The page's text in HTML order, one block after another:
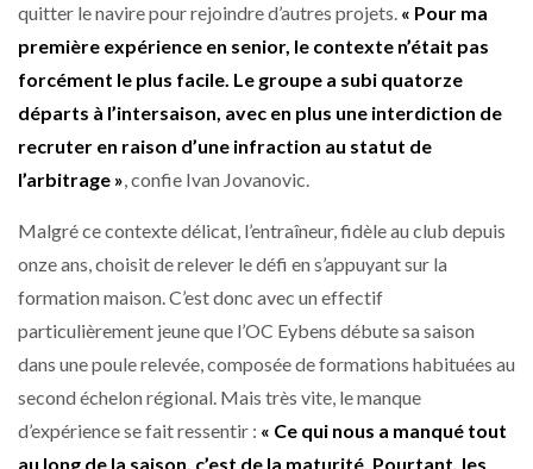
quitter le navire pour rejoindre d’autres projets. « Pour ma
première expérience en senior, le contexte n’était pas
forcément le plus facile. Le groupe a subi quatorze
départs à l’intersaison, avec en plus une interdiction de
recruter en raison d’une infraction au statut de
l’arbitrage », confie Ivan Jovanovic.
Malgré ce contexte délicat, l’entraîneur, fidèle au club depuis
onze ans, choisit de relever le défi en s’appuyant sur la
formation maison. C’est donc avec un effectif
particulièrement jeune que l’OC Eybens débute sa saison
dans une poule relevée, composée de formations habituées au
second échelon régional. Mais très vite, le manque
d’expérience se fait ressentir : « Ce qui nous a manqué tout
au long de la saison, c’est de la maturité. Pourtant, les